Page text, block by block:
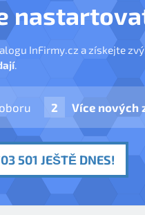
InFirmy.cz a získejte
.
Více nových
501 JEŠTĚ DNES!